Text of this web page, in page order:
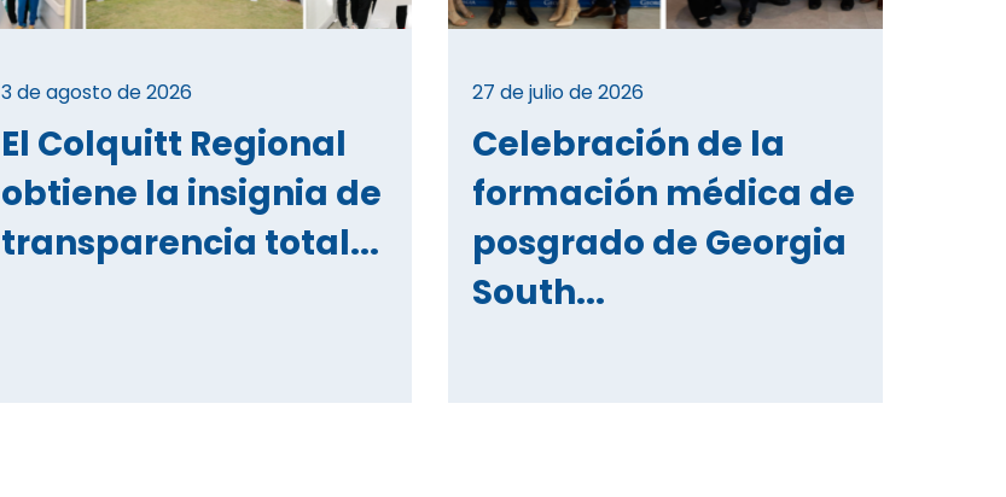
3 de agosto de 2026
El Colquitt Regional
obtiene la insignia de
transparencia total...
27 de julio de 2026
Celebración de la
formación médica de
posgrado de Georgia
South...